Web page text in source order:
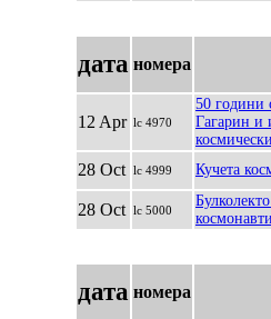
дата номера
12 Apr lc 4970
50 години
Гагарин и
28 Oct lc 4999 Кучета
28 Oct lc 5000
дата номера